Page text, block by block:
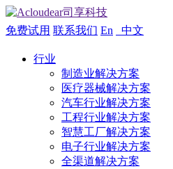
免费试用 联系我们 En 中文
行业
制造业解决方案
医疗器械解决方案
汽车行业解决方案
工程行业解决方案
智慧工厂解决方案
电子行业解决方案
全渠道解决方案